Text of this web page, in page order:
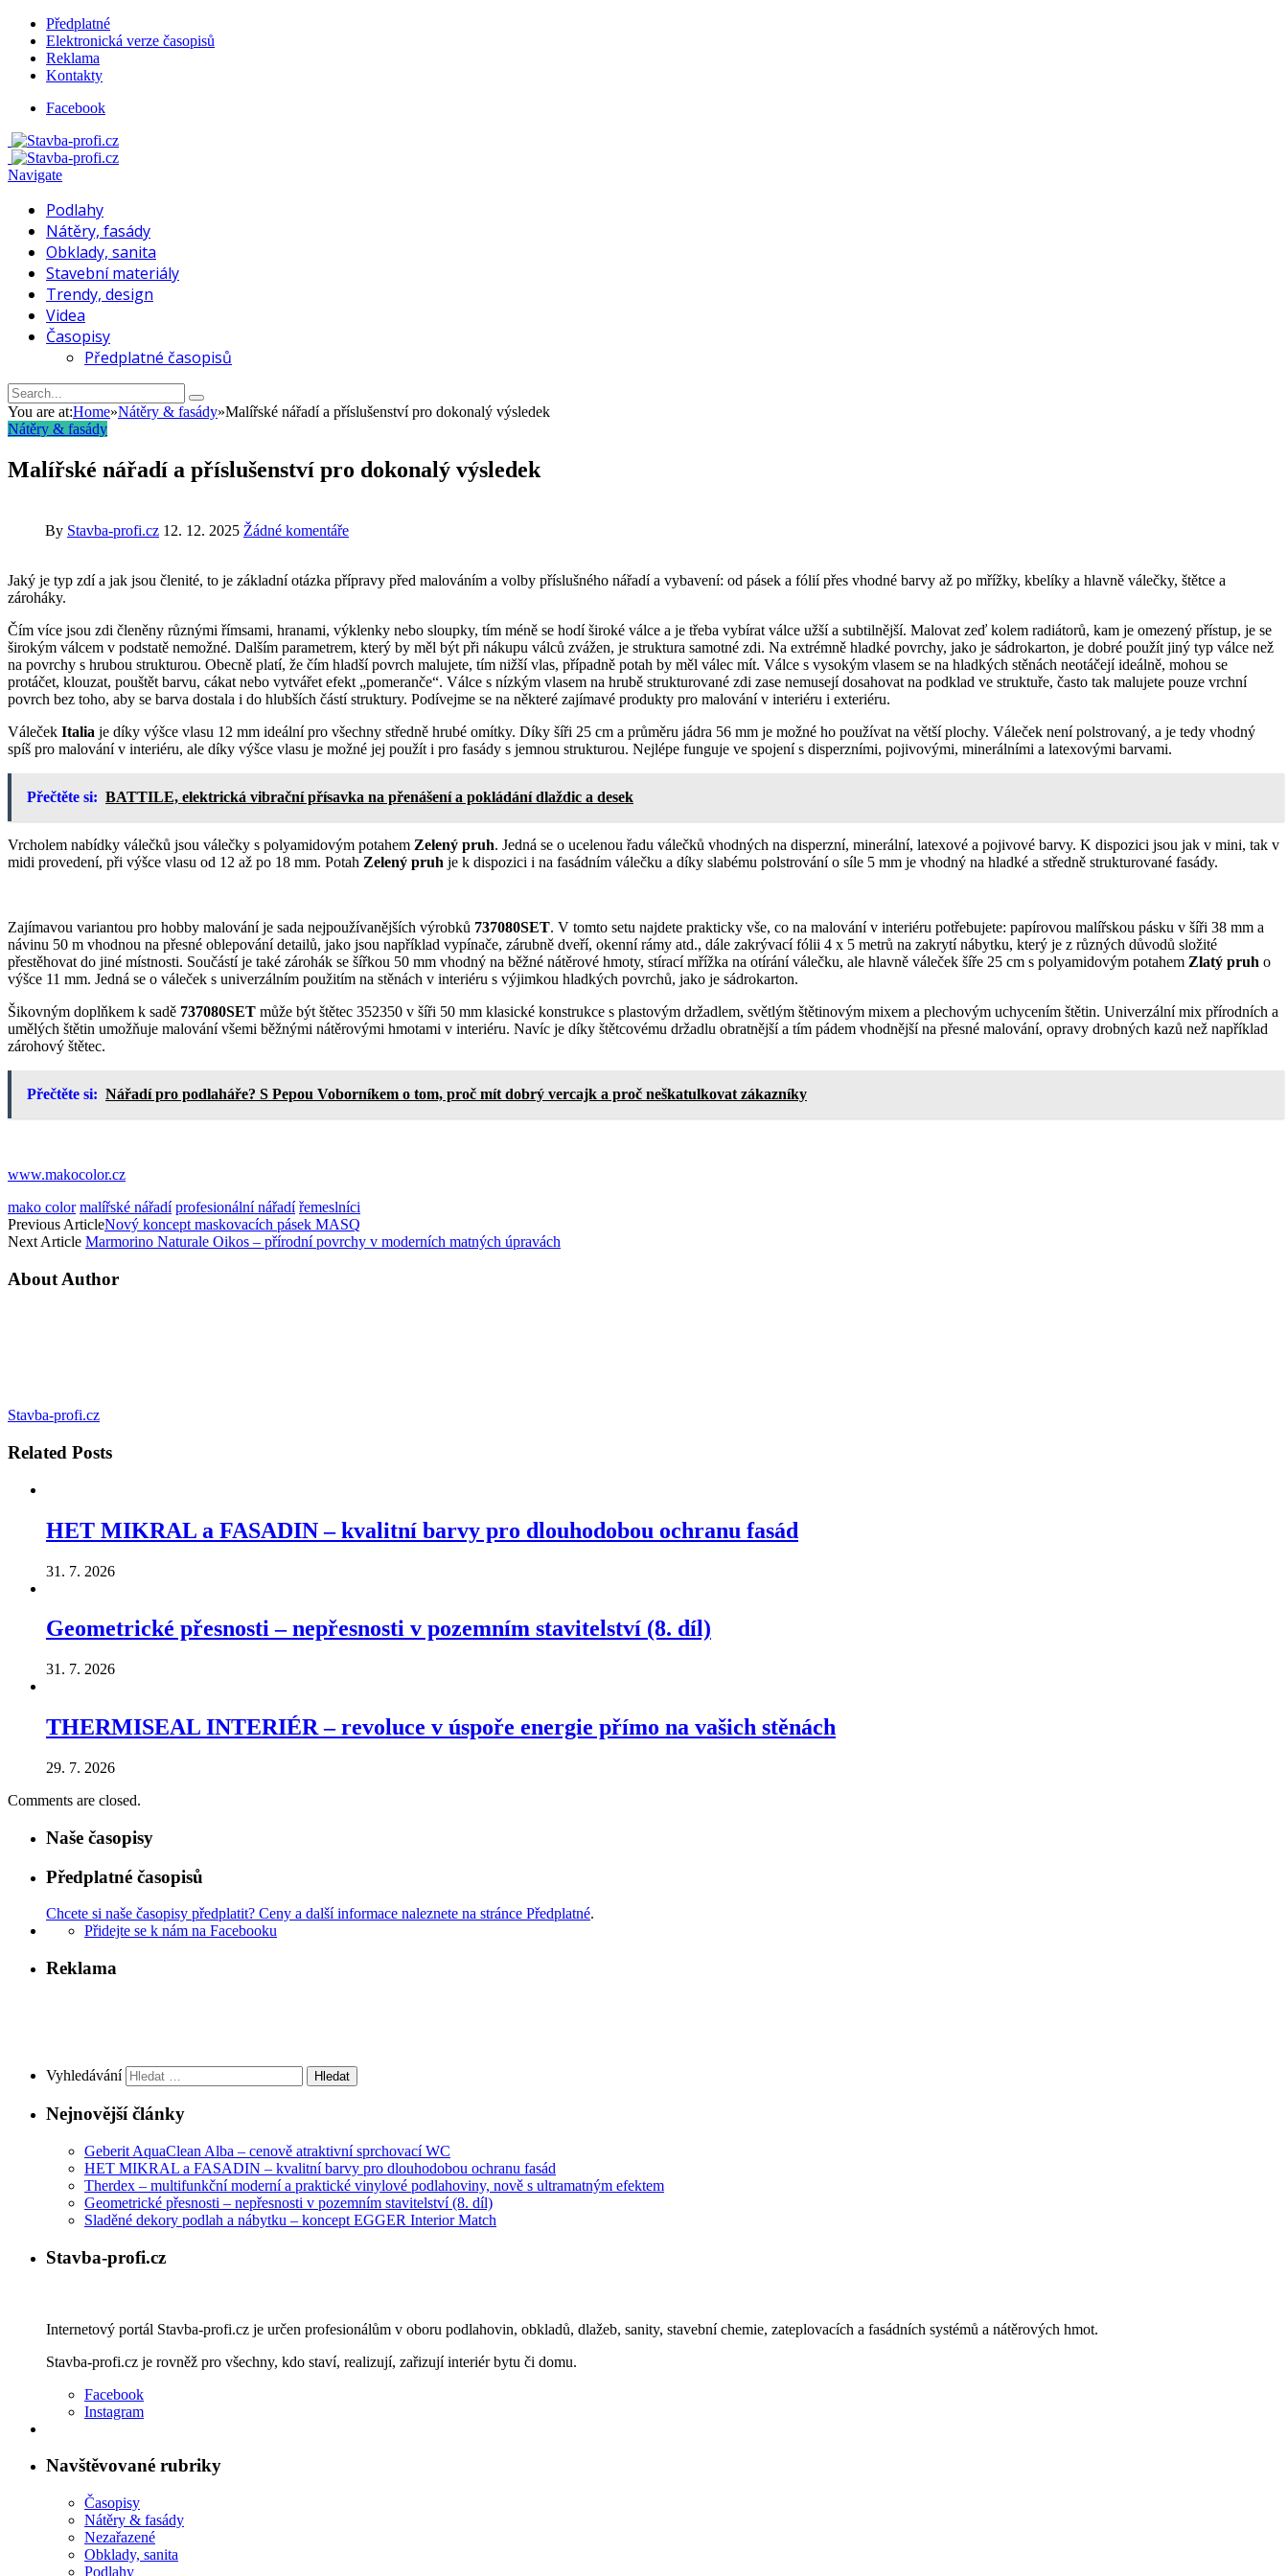
Předplatné
Elektronická verze časopisů
Reklama
Kontakty
Facebook
Navigate
Podlahy
Nátěry, fasády
Obklady, sanita
Stavební materiály
Trendy, design
Videa
Časopisy
Předplatné časopisů
You are at:Home»Nátěry & fasády»Malířské nářadí a příslušenství pro dokonalý výsledek
Nátěry & fasády
Malířské nářadí a příslušenství pro dokonalý výsledek
By Stavba-profi.cz 12. 12. 2025 Žádné komentáře
Jaký je typ zdí a jak jsou členité, to je základní otázka přípravy před malováním a volby příslušného nářadí a vybavení: od pásek a fólií přes vhodné barvy až po mřížky, kbelíky a hlavně válečky, štětce a
zároháky.
Čím více jsou zdi členěny různými římsami, hranami, výklenky nebo sloupky, tím méně se hodí široké válce a je třeba vybírat válce užší a subtilnější. Malovat zeď kolem radiátorů, kam je omezený přístup, je se
širokým válcem v podstatě nemožné. Dalším parametrem, který by měl být při nákupu válců zvážen, je struktura samotné zdi. Na extrémně hladké povrchy, jako je sádrokarton, je dobré použít jiný typ válce než
na povrchy s hrubou strukturou. Obecně platí, že čím hladší povrch malujete, tím nižší vlas, případně potah by měl válec mít. Válce s vysokým vlasem se na hladkých stěnách neotáčejí ideálně, mohou se
protáčet, klouzat, pouštět barvu, cákat nebo vytvářet efekt „pomeranče“. Válce s nízkým vlasem na hrubě strukturované zdi zase nemusejí dosahovat na podklad ve struktuře, často tak malujete pouze vrchní
povrch bez toho, aby se barva dostala i do hlubších částí struktury. Podívejme se na některé zajímavé produkty pro malování v interiéru i exteriéru.
Váleček Italia je díky výšce vlasu 12 mm ideální pro všechny středně hrubé omítky. Díky šíři 25 cm a průměru jádra 56 mm je možné ho používat na větší plochy. Váleček není polstrovaný, a je tedy vhodný
spíš pro malování v interiéru, ale díky výšce vlasu je možné jej použít i pro fasády s jemnou strukturou. Nejlépe funguje ve spojení s disperzními, pojivovými, minerálními a latexovými barvami.
Přečtěte si: BATTILE, elektrická vibrační přísavka na přenášení a pokládání dlaždic a desek
Vrcholem nabídky válečků jsou válečky s polyamidovým potahem Zelený pruh. Jedná se o ucelenou řadu válečků vhodných na disperzní, minerální, latexové a pojivové barvy. K dispozici jsou jak v mini, tak v
midi provedení, při výšce vlasu od 12 až po 18 mm. Potah Zelený pruh je k dispozici i na fasádním válečku a díky slabému polstrování o síle 5 mm je vhodný na hladké a středně strukturované fasády.
Zajímavou variantou pro hobby malování je sada nejpoužívanějších výrobků 737080SET. V tomto setu najdete prakticky vše, co na malování v interiéru potřebujete: papírovou malířskou pásku v šíři 38 mm a
návinu 50 m vhodnou na přesné oblepování detailů, jako jsou například vypínače, zárubně dveří, okenní rámy atd., dále zakrývací fólii 4 x 5 metrů na zakrytí nábytku, který je z různých důvodů složité
přestěhovat do jiné místnosti. Součástí je také zárohák se šířkou 50 mm vhodný na běžné nátěrové hmoty, stírací mřížka na otírání válečku, ale hlavně váleček šíře 25 cm s polyamidovým potahem Zlatý pruh o
výšce 11 mm. Jedná se o váleček s univerzálním použitím na stěnách v interiéru s výjimkou hladkých povrchů, jako je sádrokarton.
Šikovným doplňkem k sadě 737080SET může být štětec 352350 v šíři 50 mm klasické konstrukce s plastovým držadlem, světlým štětinovým mixem a plechovým uchycením štětin. Univerzální mix přírodních a
umělých štětin umožňuje malování všemi běžnými nátěrovými hmotami v interiéru. Navíc je díky štětcovému držadlu obratnější a tím pádem vhodnější na přesné malování, opravy drobných kazů než například
zárohový štětec.
Přečtěte si: Nářadí pro podlaháře? S Pepou Voborníkem o tom, proč mít dobrý vercajk a proč neškatulkovat zákazníky
www.makocolor.cz
mako color malířské nářadí profesionální nářadí řemeslníci
Previous ArticleNový koncept maskovacích pásek MASQ
Next Article Marmorino Naturale Oikos – přírodní povrchy v moderních matných úpravách
About Author
Stavba-profi.cz
Related Posts
HET MIKRAL a FASADIN – kvalitní barvy pro dlouhodobou ochranu fasád
31. 7. 2026
Geometrické přesnosti – nepřesnosti v pozemním stavitelství (8. díl)
31. 7. 2026
THERMISEAL INTERIÉR – revoluce v úspoře energie přímo na vašich stěnách
29. 7. 2026
Comments are closed.
Naše časopisy
Předplatné časopisů
Chcete si naše časopisy předplatit? Ceny a další informace naleznete na stránce Předplatné.
Přidejte se k nám na Facebooku
Reklama
Vyhledávání
Nejnovější články
Geberit AquaClean Alba – cenově atraktivní sprchovací WC
HET MIKRAL a FASADIN – kvalitní barvy pro dlouhodobou ochranu fasád
Therdex – multifunkční moderní a praktické vinylové podlahoviny, nově s ultramatným efektem
Geometrické přesnosti – nepřesnosti v pozemním stavitelství (8. díl)
Sladěné dekory podlah a nábytku – koncept EGGER Interior Match
Stavba-profi.cz
Internetový portál Stavba-profi.cz je určen profesionálům v oboru podlahovin, obkladů, dlažeb, sanity, stavební chemie, zateplovacích a fasádních systémů a nátěrových hmot.
Stavba-profi.cz je rovněž pro všechny, kdo staví, realizují, zařizují interiér bytu či domu.
Facebook
Instagram
Navštěvované rubriky
Časopisy
Nátěry & fasády
Nezařazené
Obklady, sanita
Podlahy